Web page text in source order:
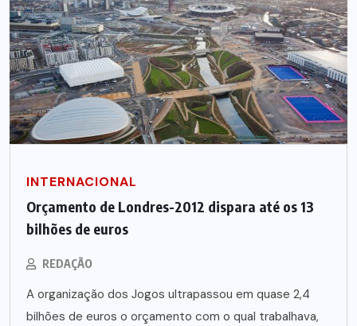
INTERNACIONAL
Orçamento de Londres-2012 dispara até os 13
bilhões de euros
REDAÇÃO
A organização dos Jogos ultrapassou em quase 2,4
bilhões de euros o orçamento com o qual trabalhava,